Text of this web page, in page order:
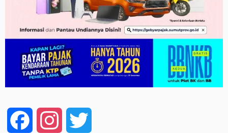
Facebook Instagram